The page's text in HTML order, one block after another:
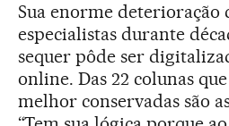
Sua enorme deterioração
especialistas durante
sequer pôde ser
online. Das 22 colunas
melhor conservadas são